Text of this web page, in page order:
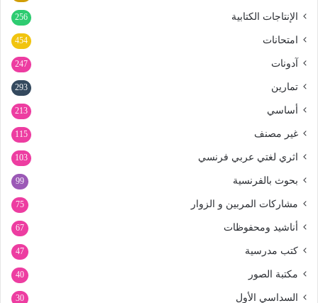
الإنتاجات الكتابية 256
امتحانات 454
آدونات 247
تمارين 293
أساسي 213
غير مصنف 115
اثري لغتي عربي فرنسي 103
بحوث بالفرنسية 99
مشاركات المربين و الزوار 75
أناشيد ومحفوظات 67
كتب مدرسية 47
مكتبة الصور 40
السداسي الأول 30